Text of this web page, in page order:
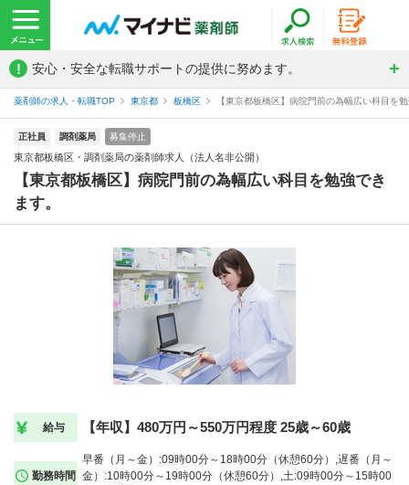
! 安心・安全な転職サポートの提供に努めます。
薬剤師の求人・転職TOP 東京都 板橋区 【東京都板橋区】病院門前の為幅広い科目を
正社員 調剤薬局 募集停止
東京都板橋区・調剤薬局の薬剤師求人（法人名非公開）
【東京都板橋区】病院門前の為幅広い科目を勉強でき
ます。
給与 【年収】480万円～550万円程度 25歳～60歳
勤務時間
早番（月～金）:09時00分～18時00分（休憩60分）,遅番（月～
金）:10時00分～19時00分（休憩60分）,土:09時00分～15時00